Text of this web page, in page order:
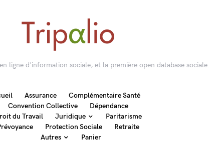
ligne d'information sociale, et la première open database sociale.
Assurance
Complémentaire Santé
Convention Collective
Dépendance
du Travail
Juridique
Paritarisme
Protection Sociale
Retraite
Autres
Panier